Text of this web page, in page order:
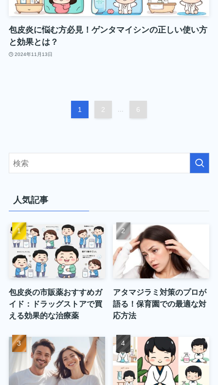
包皮炎に悩む方必見！ゲンタマイシンの正しい使い方
と効果とは？
2024年11月13日
1 2 ... 6
人気記事
包皮炎の市販薬おすすめガ
イド：ドラッグストアで買
える効果的な治療薬
アタマジラミ対策のプロが
語る！保育園での最適な対
応方法